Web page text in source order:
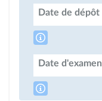
Date de dépôt
Date d'examen